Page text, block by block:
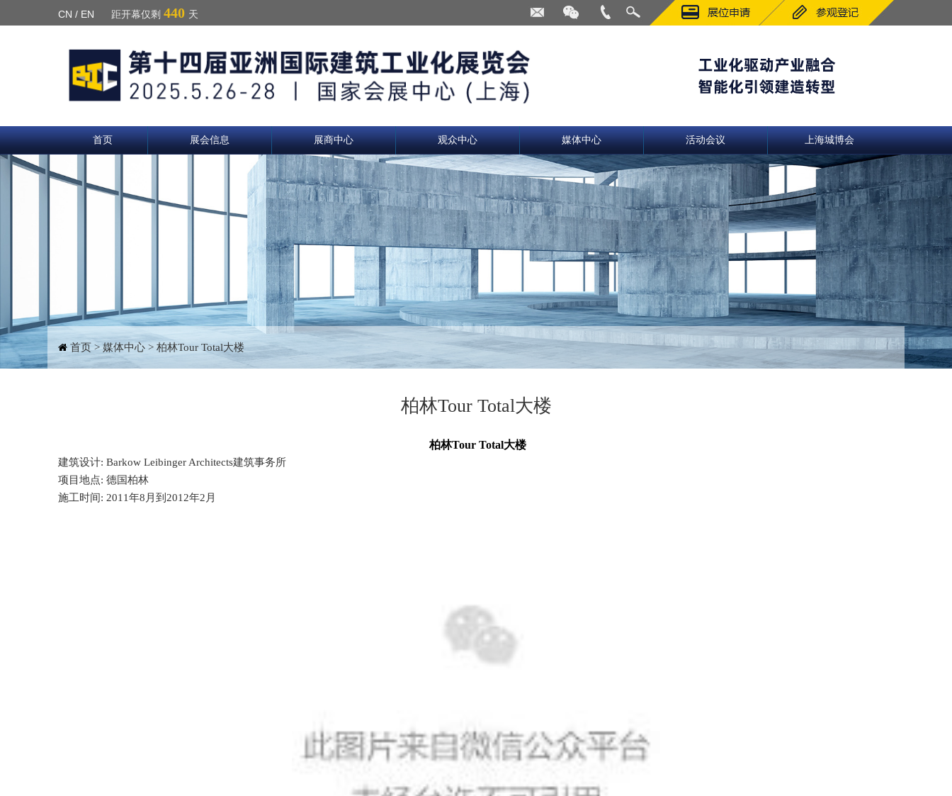
CN / EN 距开幕仅剩 440 天
首页 展会信息 展商中心 观众中心 媒体中心 活动会议 上海城博会
首页 >媒体中心 > 柏林Tour Total大楼
柏林Tour Total大楼
柏林Tour Total大楼
建筑设计: Barkow Leibinger Architects建筑事务所
项目地点: 德国柏林
施工时间: 2011年8月到2012年2月